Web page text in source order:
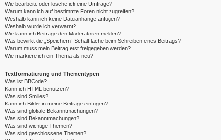
Wie bearbeite oder lösche ich eine Umfrage?
Warum kann ich auf bestimmte Foren nicht zugreifen?
Weshalb kann ich keine Dateianhänge anfügen?
Weshalb wurde ich verwarnt?
Wie kann ich Beiträge den Moderatoren melden?
Was bewirkt die „Speichern“-Schaltfläche beim Schreiben eines Beitrags?
Warum muss mein Beitrag erst freigegeben werden?
Wie markiere ich ein Thema als neu?
Textformatierung und Thementypen
Was ist BBCode?
Kann ich HTML benutzen?
Was sind Smilies?
Kann ich Bilder in meine Beiträge einfügen?
Was sind globale Bekanntmachungen?
Was sind Bekanntmachungen?
Was sind wichtige Themen?
Was sind geschlossene Themen?